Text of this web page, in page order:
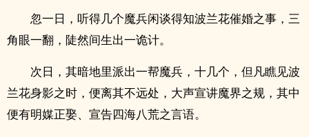
忽一日，听得几个魔兵闲谈得知波兰花催婚之事，三
角眼一翻，陡然间生出一诡计。
次日，其暗地里派出一帮魔兵，十几个，但凡瞧见波
兰花身影之时，便离其不远处，大声宣讲魔界之规，其中
便有明媒正娶、宣告四海八荒之言语。